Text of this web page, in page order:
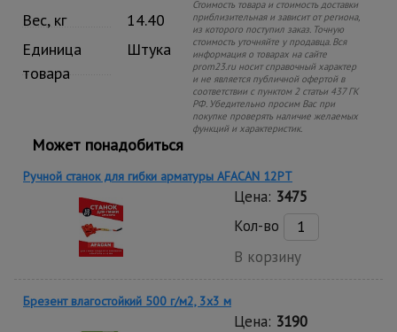
Вес, кг
14.40
Единица
товара
Штука
Стоимость товара и стоимость доставки
приблизительная и зависит от региона,
из которого поступил заказ. Точную
стоимость уточняйте у продавца. Вся
информация о товарах на сайте
prom23.ru носит справочный характер
и не является публичной офертой в
соответствии с пунктом 2 статьи 437 ГК
РФ. Убедительно просим Вас при
покупке проверять наличие желаемых
функций и характеристик.
Может понадобиться
Ручной станок для гибки арматуры AFACAN 12PT
Цена: 3475
Кол-во
В корзину
Брезент влагостойкий 500 г/м2, 3х3 м
Цена: 3190